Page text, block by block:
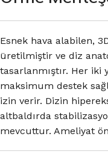
Esnek hava alabilen,
üretilmiştir ve diz
tasarlanmıştır. Her
maksimum destek
izin verir. Dizin
altbaldırda
mevcuttur. Ameliyat